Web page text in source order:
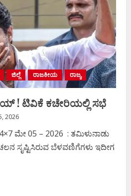
ಜಿಲ್ಲೆ ರಾಜಕೀಯ ರಾಜ್ಯ
! ಟಿವಿಕೆ ಕಚೇರಿಯಲ್ಲಿ ಸಭೆ
2026
ಮೇ 05 – 2026 : ತಮಿಳುನಾಡು
ಸೃಷ್ಟಿಸಿರುವ ಬೆಳವಣಿಗೆಗಳು ಇದೀಗ